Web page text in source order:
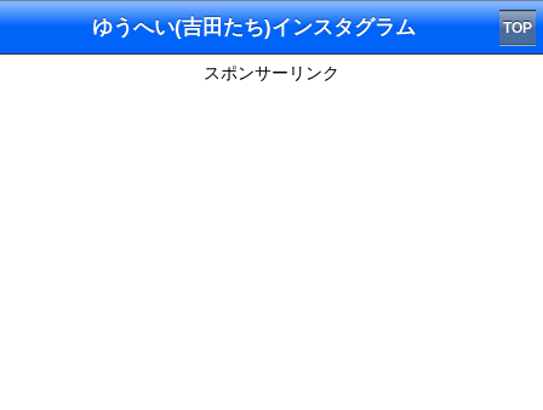
ゆうへい(吉田たち)インスタグラム TOP
スポンサーリンク